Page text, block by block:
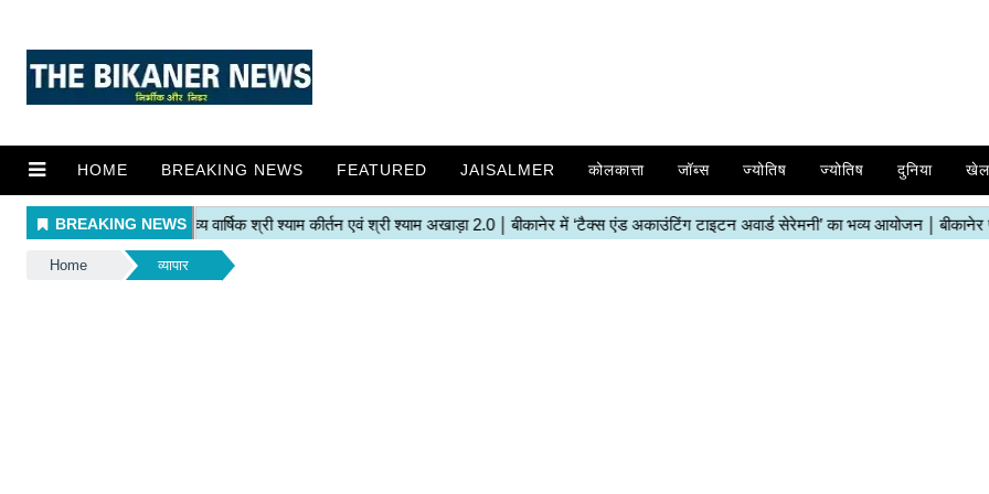
HOME BREAKING NEWS FEATURED JAISALMER कोलकात्ता जॉब्स ज्योतिष ज्योतिष दुनिया खेल
Home व्यापार